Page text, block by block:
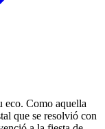
eco. Como aquella
que se resolvió con